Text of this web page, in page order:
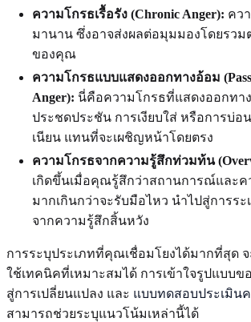
ความโกรธเรื้อรัง (Chronic Anger): คว
มานาน ซึ่งอาจส่งผลต่อมุมมองโดยรว
ของคุณ
ความโกรธแบบแสดงออกทางอ้อม
Anger): นี่คือความโกรธที่แสดงออกทา
ประชดประชัน การเงียบใส่ หรือการบ่อ
เนียน แทนที่จะเผชิญหน้าโดยตรง
ความโกรธจากความรู้สึกท่วมท้น
เกิดขึ้นเมื่อคุณรู้สึกว่าสถานการณ์และค
มากเกินกว่าจะรับมือไหว นำไปสู่การร
จากความรู้สึกสิ้นหวัง
การระบุประเภทที่คุณเชื่อมโยงได้มากที่สุด
ใช้เทคนิคที่เหมาะสมได้ การเข้าใจรูปแบบข
สู่การเปลี่ยนแปลง และ แบบทดสอบประเมิน
สามารถช่วยระบุแนวโน้มเหล่านี้ได้